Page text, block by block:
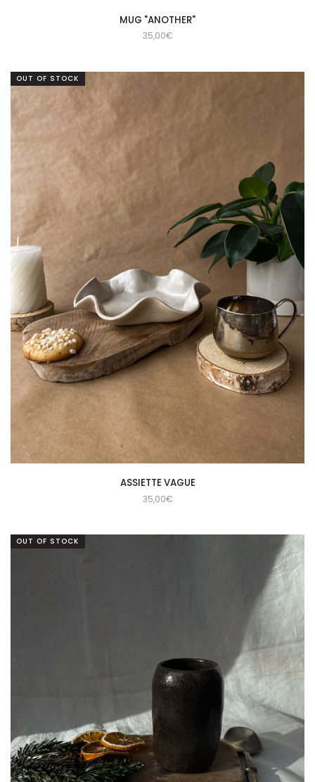
MUG "ANOTHER"
35,00€
OUT OF STOCK
ASSIETTE VAGUE
35,00€
OUT OF STOCK